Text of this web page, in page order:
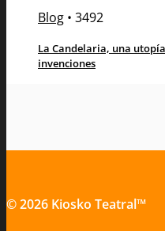
Blog • 3492
La Candelaria, una
invenciones
© 2026 Kiosko Teatral™